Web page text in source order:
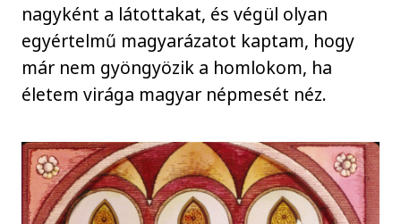
nagyként a látottakat, és végül olyan
egyértelmű magyarázatot kaptam, hogy
már nem gyöngyözik a homlokom, ha
életem virága magyar népmesét néz.